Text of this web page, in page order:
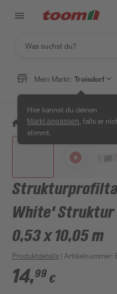
Mein Markt: Troisdorf
Hier kannst du deinen
Markt anpassen , falls er
stimmt.
/ Wohnen & Haushalt /
White'
0,53 x 10,05 m
Produktdetails | Artikelnummer:
14,99 €